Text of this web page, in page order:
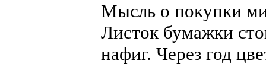
Мысль о покупки
Листок бумажки
нафиг. Через год